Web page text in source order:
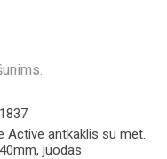
Active antkaklis su met.
juodas